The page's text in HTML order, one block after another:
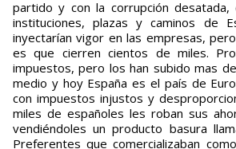
partido y con la corrupción desatada,
instituciones, plazas y caminos de
inyectarían vigor en las empresas,
es que cierren cientos de miles.
impuestos, pero los han subido mas
medio y hoy España es el país de
con impuestos injustos y
miles de españoles les roban sus
vendiéndoles un producto basura
Preferentes que comercializaban